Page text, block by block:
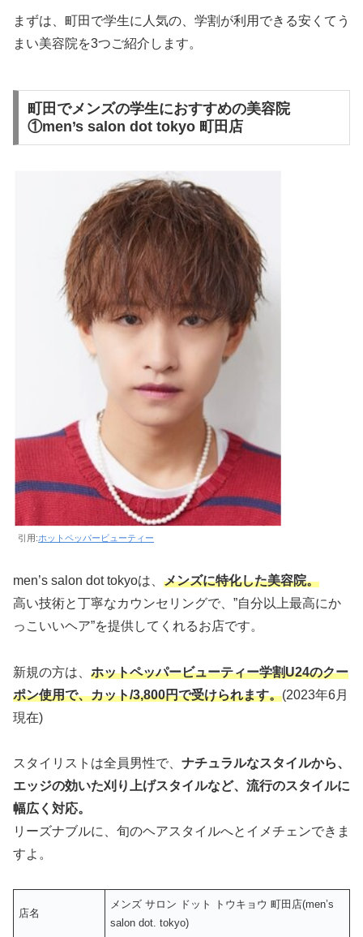
まずは、町田で学生に人気の、学割が利用できる安くてう
まい美容院を3つご紹介します。
町田でメンズの学生におすすめの美容院
①men’s salon dot tokyo 町田店
引用:ホットペッパービューティー
men’s salon dot tokyoは、 メンズに特化した美容院。
高い技術と丁寧なカウンセリングで、”自分以上最高にか
っこいいヘア”を提供してくれるお店です。
新規の方は、 ホットペッパービューティー学割U24のクー
ポン使用で、カット/3,800円で受けられます。(2023年6月
現在)
スタイリストは全員男性で、 ナチュラルなスタイルから、
エッジの効いた刈り上げスタイルなど、流行のスタイルに
幅広く対応。
リーズナブルに、旬のヘアスタイルへとイメチェンできま
すよ。
店名
メンズ サロン ドット トウキョウ 町田店(men’s
salon dot. tokyo)